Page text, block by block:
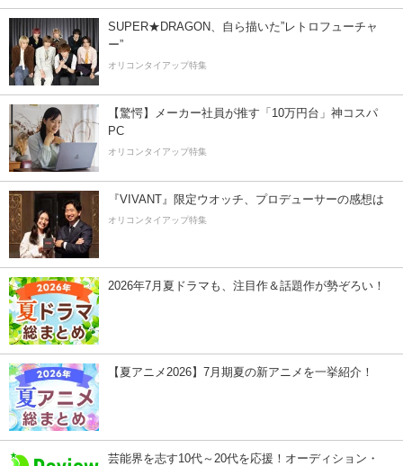
SUPER★DRAGON、自ら描いた”レトロフューチャ
ー”
オリコンタイアップ特集
【驚愕】メーカー社員が推す「10万円台」神コスパ
PC
オリコンタイアップ特集
『VIVANT』限定ウオッチ、プロデューサーの感想は
オリコンタイアップ特集
2026年7月夏ドラマも、注目作＆話題作が勢ぞろい！
【夏アニメ2026】7月期夏の新アニメを一挙紹介！
芸能界を志す10代～20代を応援！オーディション・